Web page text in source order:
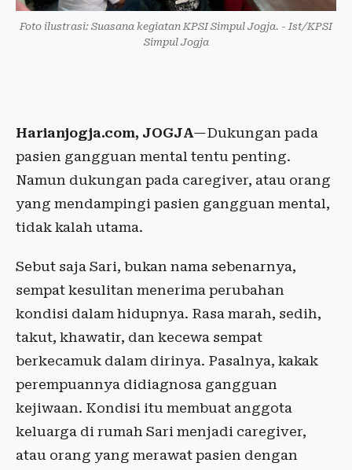
Foto ilustrasi: Suasana kegiatan KPSI Simpul Jogja. - Ist/KPSI
Simpul Jogja
Harianjogja.com, JOGJA—Dukungan pada
pasien gangguan mental tentu penting.
Namun dukungan pada caregiver, atau orang
yang mendampingi pasien gangguan mental,
tidak kalah utama.
Sebut saja Sari, bukan nama sebenarnya,
sempat kesulitan menerima perubahan
kondisi dalam hidupnya. Rasa marah, sedih,
takut, khawatir, dan kecewa sempat
berkecamuk dalam dirinya. Pasalnya, kakak
perempuannya didiagnosa gangguan
kejiwaan. Kondisi itu membuat anggota
keluarga di rumah Sari menjadi caregiver,
atau orang yang merawat pasien dengan